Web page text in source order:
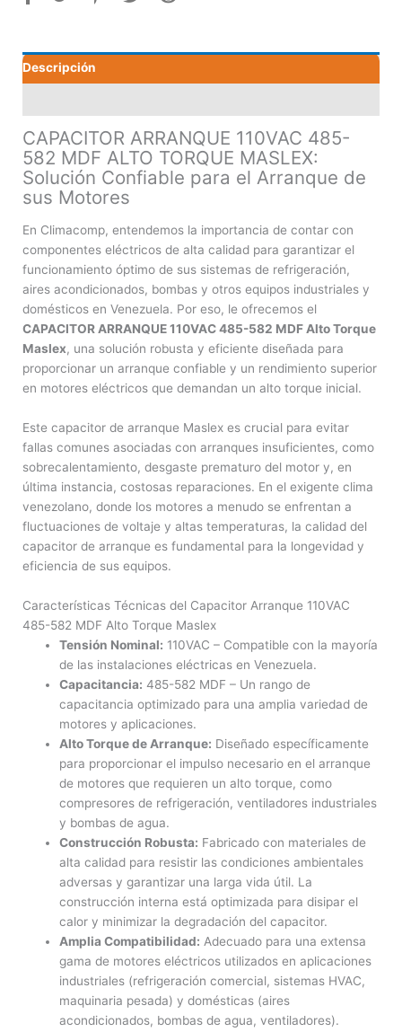
TORQUE
MASLEX
Descripción
CAPACITOR ARRANQUE 110VAC 485-
582 MDF ALTO TORQUE MASLEX:
Solución Confiable para el Arranque de
sus Motores
En Climacomp, entendemos la importancia de contar con
componentes eléctricos de alta calidad para garantizar el
funcionamiento óptimo de sus sistemas de refrigeración,
aires acondicionados, bombas y otros equipos industriales y
domésticos en Venezuela. Por eso, le ofrecemos el
CAPACITOR ARRANQUE 110VAC 485-582 MDF Alto Torque
Maslex, una solución robusta y eficiente diseñada para
proporcionar un arranque confiable y un rendimiento superior
en motores eléctricos que demandan un alto torque inicial.
Este capacitor de arranque Maslex es crucial para evitar
fallas comunes asociadas con arranques insuficientes, como
sobrecalentamiento, desgaste prematuro del motor y, en
última instancia, costosas reparaciones. En el exigente clima
venezolano, donde los motores a menudo se enfrentan a
fluctuaciones de voltaje y altas temperaturas, la calidad del
capacitor de arranque es fundamental para la longevidad y
eficiencia de sus equipos.
Características Técnicas del Capacitor Arranque 110VAC
485-582 MDF Alto Torque Maslex
Tensión Nominal: 110VAC – Compatible con la mayoría
de las instalaciones eléctricas en Venezuela.
Capacitancia: 485-582 MDF – Un rango de
capacitancia optimizado para una amplia variedad de
motores y aplicaciones.
Alto Torque de Arranque: Diseñado específicamente
para proporcionar el impulso necesario en el arranque
de motores que requieren un alto torque, como
compresores de refrigeración, ventiladores industriales
y bombas de agua.
Construcción Robusta: Fabricado con materiales de
alta calidad para resistir las condiciones ambientales
adversas y garantizar una larga vida útil. La
construcción interna está optimizada para disipar el
calor y minimizar la degradación del capacitor.
Amplia Compatibilidad: Adecuado para una extensa
gama de motores eléctricos utilizados en aplicaciones
industriales (refrigeración comercial, sistemas HVAC,
maquinaria pesada) y domésticas (aires
acondicionados, bombas de agua, ventiladores).